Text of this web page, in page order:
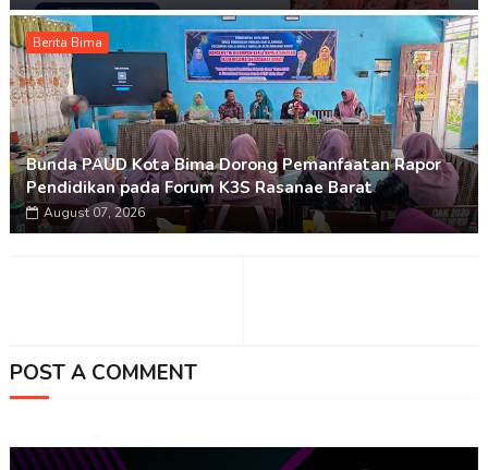
Berita Bima
Bunda PAUD Kota Bima Dorong Pemanfaatan Rapor
Pendidikan pada Forum K3S Rasanae Barat
August 07, 2026
POST A COMMENT